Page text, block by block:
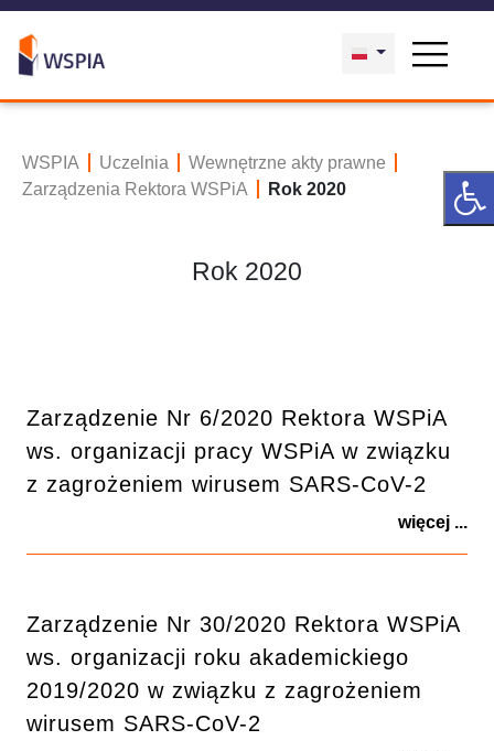
WSPIA Uczelnia
Wewnętrzne akty prawne
Zarządzenia Rektora WSPiA
Rok 2020
Rok 2020
Zarządzenie Nr 6/2020 Rektora WSPiA
ws. organizacji pracy WSPiA w związku
z zagrożeniem wirusem SARS-CoV-2
więcej ...
Zarządzenie Nr 30/2020 Rektora WSPiA
ws. organizacji roku akademickiego
2019/2020 w związku z zagrożeniem
wirusem SARS-CoV-2